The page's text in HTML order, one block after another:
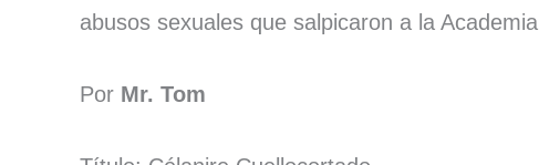
abusos sexuales que salpicaron a la
Por Mr. Tom